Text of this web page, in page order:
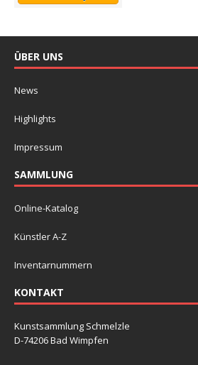
ÜBER UNS
News
Highlights
Impressum
SAMMLUNG
Online-Katalog
Künstler A-Z
Inventarnummern
KONTAKT
Kunstsammlung Schmelzle
D-74206 Bad Wimpfen